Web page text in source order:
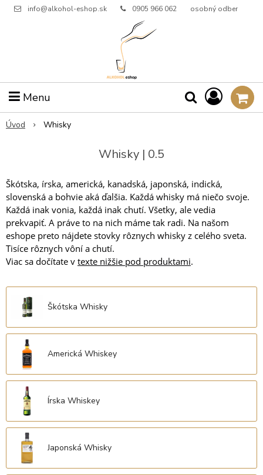
info@alkohol-eshop.sk 0905 966 062 osobný odber
Menu
Úvod Whisky
Whisky | 0.5
Škótska, írska, americká, kanadská, japonská, indická,
slovenská a bohvie aká ďalšia. Každá whisky má niečo svoje.
Každá inak vonia, každá inak chutí. Všetky, ale vedia
prekvapiť. A práve to na nich máme tak radi. Na našom
eshope preto nájdete stovky rôznych whisky z celého sveta.
Tisíce rôznych vôní a chutí.
Viac sa dočítate v texte nižšie pod produktami.
Škótska Whisky
Americká Whiskey
Írska Whiskey
Japonská Whisky